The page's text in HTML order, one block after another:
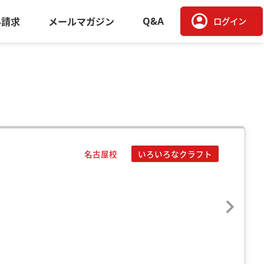
求 メールマガジン Q&A account_circle ログイン
名古屋校 いろいろなクラフト